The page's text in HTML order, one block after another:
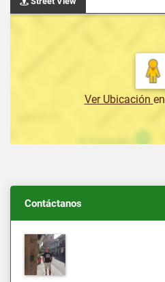
Ver Ubicación en
Contáctanos